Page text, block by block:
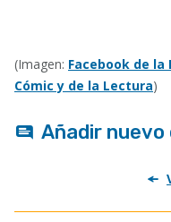
(Imagen: Facebook de la
Cómic y de la Lectura)
Añadir